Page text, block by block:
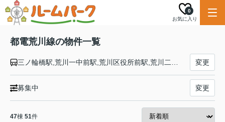
お気に入り
0
都電荒川線の物件一覧
変更
募集中 変更
47棟 51件